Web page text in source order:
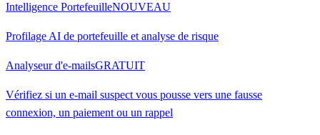
Intelligence PortefeuilleNOUVEAU
Profilage AI de portefeuille et analyse de risque
Analyseur d'e-mailsGRATUIT
Vérifiez si un e-mail suspect vous pousse vers une fausse
connexion, un paiement ou un rappel